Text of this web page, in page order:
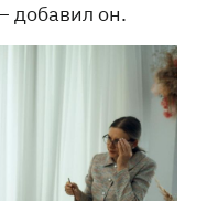
добавил он.